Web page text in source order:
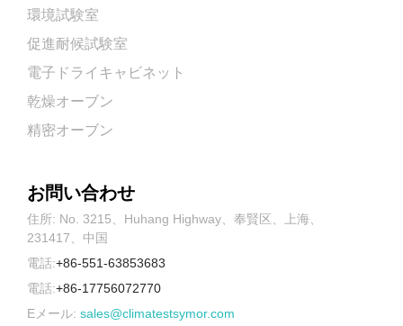
環境試験室
促進耐候試験室
電子ドライキャビネット
乾燥オーブン
精密オーブン
お問い合わせ
住所: No. 3215、Huhang Highway、奉賢区、上海、
231417、中国
電話:+86-551-63853683
電話:+86-17756072770
Eメール: sales@climatestsymor.com